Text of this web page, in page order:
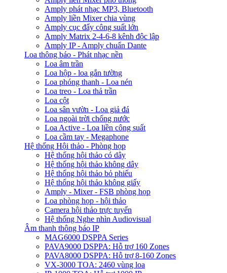
Amply phát nhạc MP3, Bluetooth
Amply liền Mixer chia vùng
Amply cục đẩy công suất lớn
Amply Matrix 2-4-6-8 kênh độc lập
Amply IP - Amply chuẩn Dante
Loa thông báo - Phát nhạc nền
Loa âm trần
Loa hộp - loa gắn tường
Loa phóng thanh - Loa nén
Loa treo - Loa thả trần
Loa cột
Loa sân vườn - Loa giả đá
Loa ngoài trời chống nước
Loa Active - Loa liền công suất
Loa cầm tay - Megaphone
Hệ thống Hội thảo - Phòng họp
Hệ thống hội thảo có dây
Hệ thống hội thảo không dây
Hệ thống hội thảo bỏ phiếu
Hệ thống hội thảo không giấy
Amply - Mixer - FSB phòng họp
Loa phòng họp - hội thảo
Camera hội thảo trực tuyến
Hệ thống Nghe nhìn Audiovisual
Âm thanh thông báo IP
MAG6000 DSPPA Series
PAVA9000 DSPPA: Hỗ trợ 160 Zones
PAVA8000 DSPPA: Hỗ trợ 8-160 Zones
VX-3000 TOA: 2460 vùng loa